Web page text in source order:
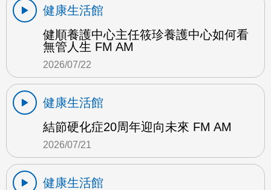
健康生活館
健順養護中心主任筱珍養護中心如何看
無管人生 FM AM
2026/07/22
健康生活館
結節硬化症20周年迎向未來 FM AM
2026/07/21
健康生活館